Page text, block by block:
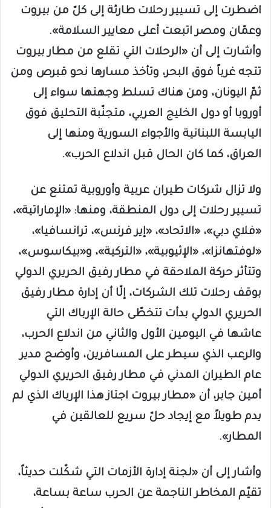
اضطرت إلى تسيير رحلات طارئة إلى كلّ من بيروت
وعمّان ومصر اتبعت أعلى معايير السلامة».
وأشارت إلى أن «الرحلات التي تقلع من مطار بيروت
تتجه غرباً فوق البحر، وتأخذ مسارها نحو قبرص ومن
ثمّ اليونان، ومن هناك تسلط وجهتها سواء إلى
أوروبا أو دول الخليج العربي، متجنّبة التحليق فوق
اليابسة اللبنانية والأجواء السورية ومنها إلى
العراق، كما كان الحال قبل اندلاع الحرب».
ولا تزال شركات طيران عربية وأوروبية تمتنع عن
تسيير رحلات إلى دول المنطقة، ومنها: «الإماراتية»،
«فلاي دبي»، «الاتحاد»، «إير فرنس»، ترانسافيا»،
«لوفتهانزا»، «الإثيوبية»، «التركية»، و«بيكاسوس»،
وتتأثر حركة الملاحقة في مطار رفيق الحريري الدولي
بوقف رحلات تلك الشركات، إلّا أن إدارة مطار رفيق
الحريري الدولي بدأت تتخطّى حالة الإرباك التي
عاشها في اليومين الأول والثاني من اندلاع الحرب،
والرعب الذي سيطر على المسافرين، وأوضح مدير
عام الطيران المدني في مطار رفيق الحريري الدولي
أمين جابر، أن «مطار بيروت اجتاز هذا الإرباك الذي لم
يدم طويلاً مع إيجاد حلّ سريع للعالقين في
المطار».
وأشار إلى أن «لجنة إدارة الأزمات التي شكّلت حديثاً،
تقيّم المخاطر الناجمة عن الحرب ساعة بساعة،